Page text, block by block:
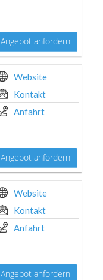
Angebot anfordern
Website
Kontakt
Anfahrt
Angebot anfordern
Website
Kontakt
Anfahrt
Angebot anfordern